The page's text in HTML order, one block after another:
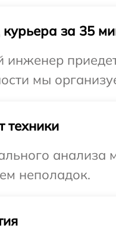
за 35
инженер
мы
техники
анализа
неполадок.